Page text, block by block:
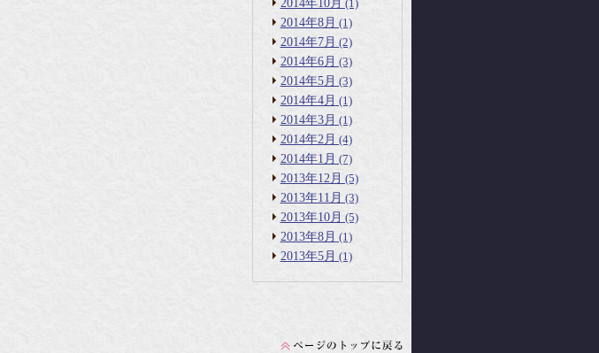
2014年10月 (1)
2014年8月 (1)
2014年7月 (2)
2014年6月 (3)
2014年5月 (3)
2014年4月 (1)
2014年3月 (1)
2014年2月 (4)
2014年1月 (7)
2013年12月 (5)
2013年11月 (3)
2013年10月 (5)
2013年8月 (1)
2013年5月 (1)